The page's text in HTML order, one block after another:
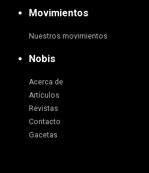
Movimientos
Nuestros movimientos
Nobis
Acerca de
Artículos
Revistas
Contacto
Gacetas